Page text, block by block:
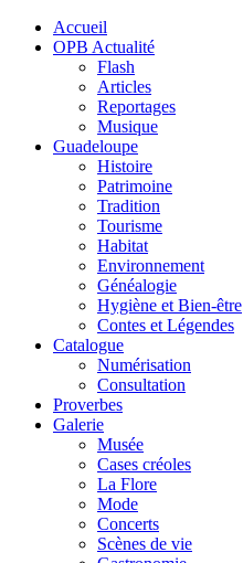
Accueil
OPB Actualité
Flash
Articles
Reportages
Musique
Guadeloupe
Histoire
Patrimoine
Tradition
Tourisme
Habitat
Environnement
Généalogie
Hygiène et Bien-être
Contes et Légendes
Catalogue
Numérisation
Consultation
Proverbes
Galerie
Musée
Cases créoles
La Flore
Mode
Concerts
Scènes de vie